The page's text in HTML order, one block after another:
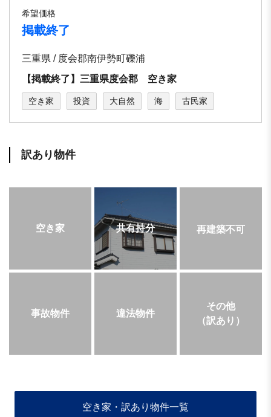
希望価格
掲載終了
三重県 / 度会郡南伊勢町礫浦
【掲載終了】三重県度会郡 空き家
空き家 投資 大自然 海 古民家
訳あり物件
空き家 共有持分 再建築不可
事故物件 違法物件
その他
（訳あり）
空き家・訳あり物件一覧